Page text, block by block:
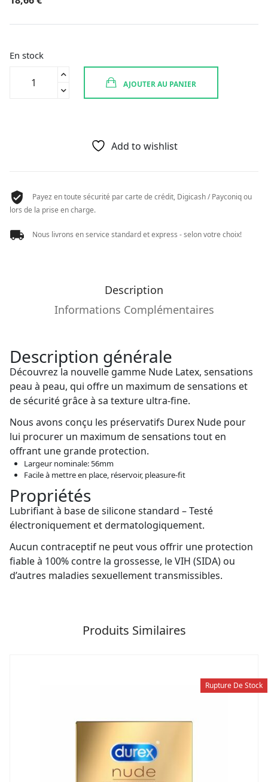
En stock
AJOUTER AU PANIER
Add to wishlist
Payez en toute sécurité par carte de crédit, Digicash / Payconiq ou
lors de la prise en charge.
Nous livrons en service standard et express - selon votre choix!
Description
Informations Complémentaires
Description générale
Découvrez la nouvelle gamme Nude Latex, sensations
peau à peau, qui offre un maximum de sensations et
de sécurité grâce à sa texture ultra-fine.
Nous avons conçu les préservatifs Durex Nude pour
lui procurer un maximum de sensations tout en
offrant une grande protection.
Largeur nominale: 56mm
Facile à mettre en place, réservoir, pleasure-fit
Propriétés
Lubrifiant à base de silicone standard – Testé
électroniquement et dermatologiquement.
Aucun contraceptif ne peut vous offrir une protection
fiable à 100% contre la grossesse, le VIH (SIDA) ou
d’autres maladies sexuellement transmissibles.
Produits Similaires
Rupture De Stock